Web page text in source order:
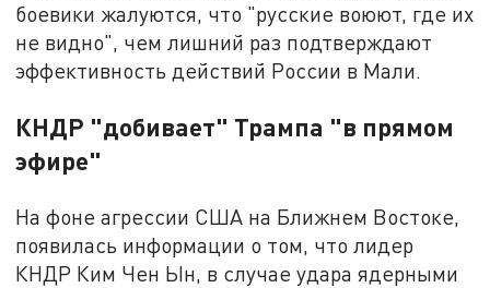
боевики жалуются, что "русские воюют, где их
не видно", чем лишний раз подтверждают
эффективность действий России в Мали.
КНДР "добивает" Трампа "в прямом
эфире"
На фоне агрессии США на Ближнем Востоке,
появилась информации о том, что лидер
КНДР Ким Чен Ын, в случае удара ядерными